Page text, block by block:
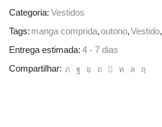
Categoria: Vestidos
Tags: manga comprida,outono,Vestido,
Entrega estimada: 4 - 7 dias
Compartilhar: